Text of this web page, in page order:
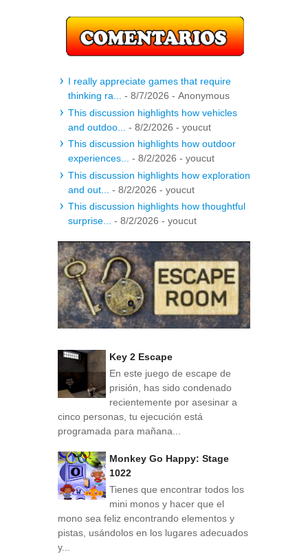
I really appreciate games that require
thinking ra... - 8/7/2026 - Anonymous
This discussion highlights how vehicles
and outdoo...
- 8/2/2026 - youcut
This discussion highlights how outdoor
experiences... - 8/2/2026 - youcut
This discussion highlights how exploration
and out...
- 8/2/2026 - youcut
This discussion highlights how thoughtful
surprise... - 8/2/2026 - youcut
Key 2 Escape
En este juego de escape de
prisión, has sido condenado
recientemente por asesinar a
cinco personas, tu ejecución está
programada para mañana...
Monkey Go Happy: Stage
1022
Tienes que encontrar todos los
mini monos y hacer que el
mono sea feliz encontrando elementos y
pistas, usándolos en los lugares adecuados
y...